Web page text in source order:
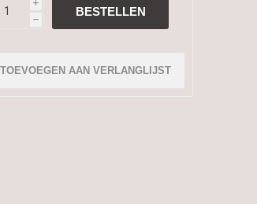
i
h
TOEVOEGEN AAN VERLANGLIJST